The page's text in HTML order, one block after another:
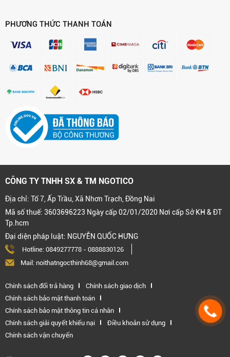
PHƯƠNG THỨC THANH TOÁN
CÔNG TY TNHH SX & TM NGOTICO
Địa chỉ: Tổ 7, Ấp Trầu, Xã Nhơn Trạch, Đồng Nai
Mã số thuế: 3603696223 Ngày cấp 02/01/2020 Nơi cấp Sở KH & ĐT
Tp.hcm
Đại diện pháp luật: NGUYỄN QUỐC HƯNG
Hotline: 0849277778 - 0888830126
Mail: noithatngocthinh68@gmail.com
Chính sách đổi trả hàng
Chính sách giao dịch
Chính sách bảo mật thanh toán
Chính sách bảo mật thông tin cá nhân
Chính sách giải quyết khiếu nại
Điều khoản sử dụng
Chính sách vận chuyển